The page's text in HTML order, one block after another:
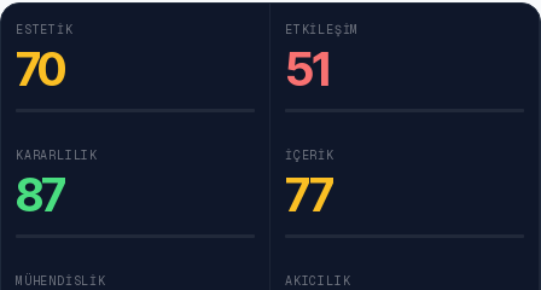
ESTETIK
70
ETKILEŞIM
51
KARARLILIK
87
İÇERIK
77
MÜHENDISLIK AKICILIK